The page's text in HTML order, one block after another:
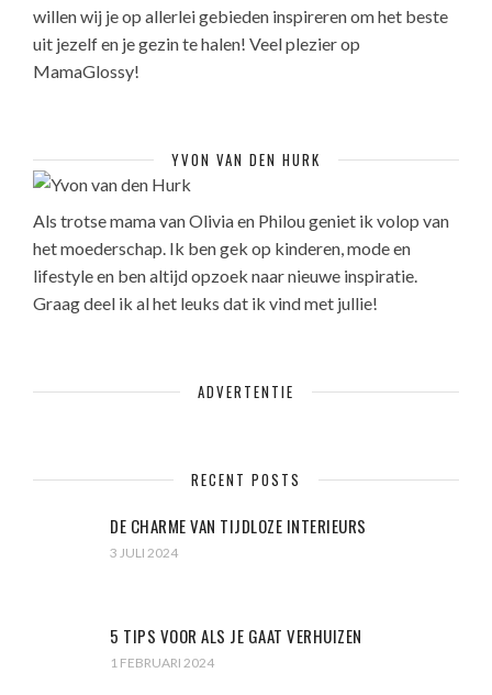
willen wij je op allerlei gebieden inspireren om het beste
uit jezelf en je gezin te halen! Veel plezier op
MamaGlossy!
YVON VAN DEN HURK
Als trotse mama van Olivia en Philou geniet ik volop van
het moederschap. Ik ben gek op kinderen, mode en
lifestyle en ben altijd opzoek naar nieuwe inspiratie.
Graag deel ik al het leuks dat ik vind met jullie!
ADVERTENTIE
RECENT POSTS
DE CHARME VAN TIJDLOZE INTERIEURS
3 JULI 2024
5 TIPS VOOR ALS JE GAAT VERHUIZEN
1 FEBRUARI 2024